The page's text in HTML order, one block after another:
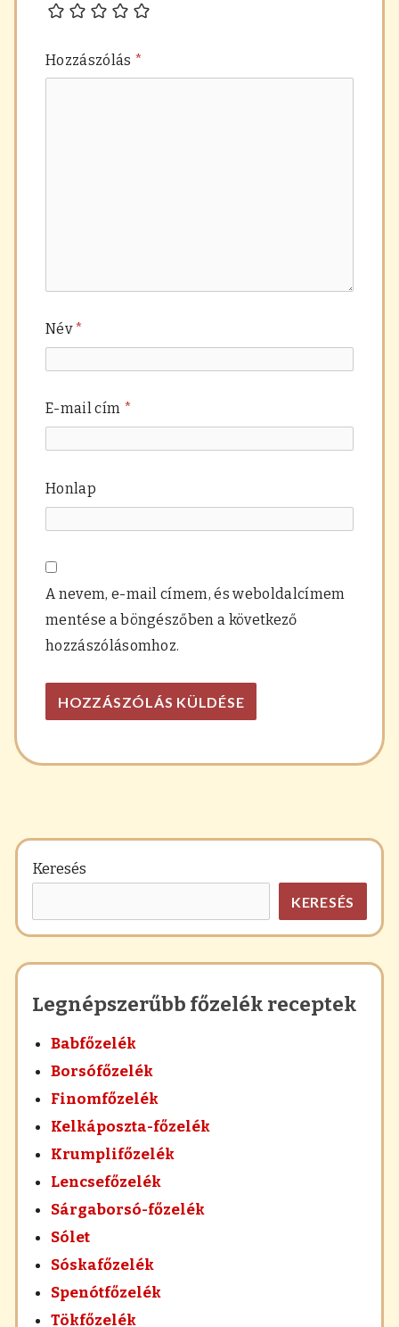
Hozzászólás *
Név*
E-mail cím *
Honlap
A nevem, e-mail címem, és weboldalcímem
mentése a böngészőben a következő
hozzászólásomhoz.
Keresés
KERESÉS
Legnépszerűbb főzelék receptek
Babfőzelék
Borsófőzelék
Finomfőzelék
Kelkáposzta-főzelék
Krumplifőzelék
Lencsefőzelék
Sárgaborsó-főzelék
Sólet
Sóskafőzelék
Spenótfőzelék
Tökfőzelék